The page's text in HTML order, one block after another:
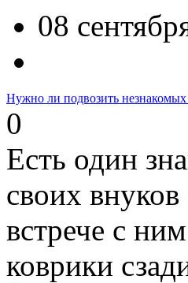
08
Нужно ли подвозить
0
Есть один
своих
встрече с
коврики